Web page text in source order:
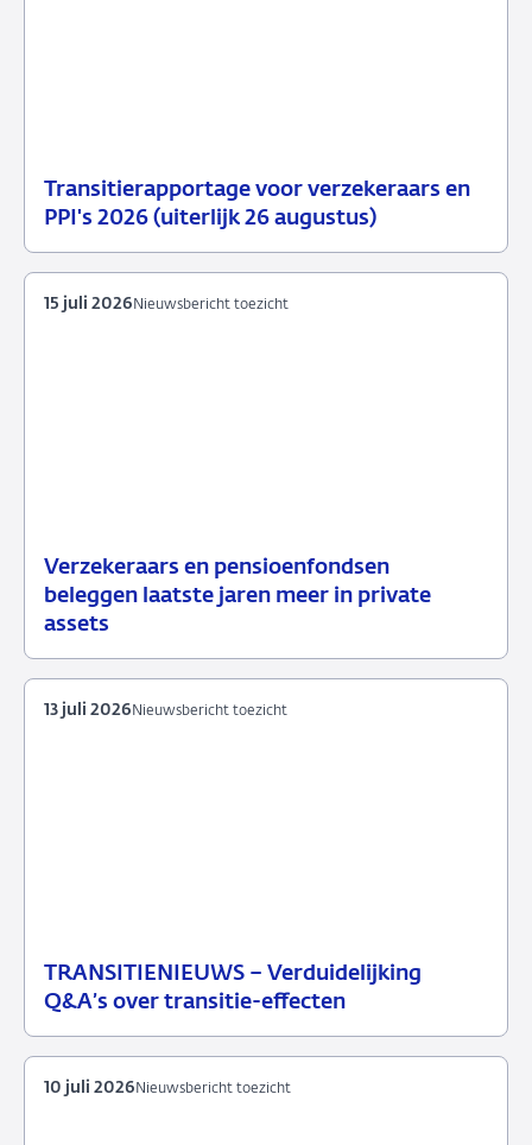
Transitierapportage voor verzekeraars en
PPI's 2026 (uiterlijk 26 augustus)
29
Nieuwsbericht
Verzekeraars en pensioenfondsen
beleggen laatste jaren meer in private
assets
15
juli
Nieuwsbericht
toezicht
Nieuwsbericht toezicht
15 juli 2026
TRANSITIENIEUWS – Verduidelijking
Q&A’s over transitie-effecten
13
Nieuwsbericht
Nieuwsbericht toezicht
13 juli 2026
Nieuwsbericht toezicht
10 juli 2026